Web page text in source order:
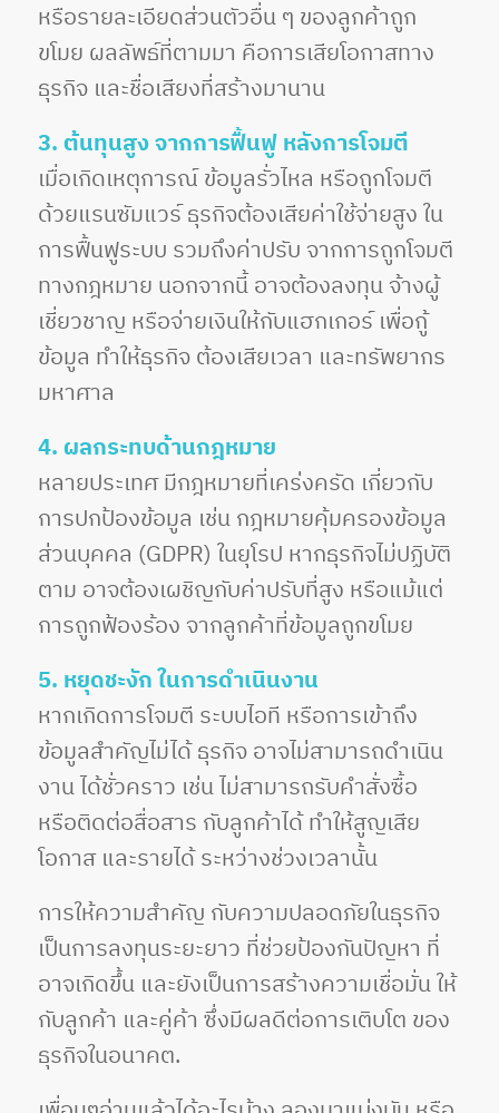
หรือรายละเอียดส่วนตัวอื่น ๆ ของลูกค้าถูก
ขโมย ผลลัพธ์ที่ตามมา คือการเสียโอกาสทาง
ธุรกิจ และชื่อเสียงที่สร้างมานาน
3. ต้นทุนสูง จากการฟื้นฟู หลังการโจมตี
เมื่อเกิดเหตุการณ์ ข้อมูลรั่วไหล หรือถูกโจมตี
ด้วยแรนซัมแวร์ ธุรกิจต้องเสียค่าใช้จ่ายสูง ใน
การฟื้นฟูระบบ รวมถึงค่าปรับ จากการถูกโจมตี
ทางกฎหมาย นอกจากนี้ อาจต้องลงทุน จ้างผู้
เชี่ยวชาญ หรือจ่ายเงินให้กับแฮกเกอร์ เพื่อกู้
ข้อมูล ทำให้ธุรกิจ ต้องเสียเวลา และทรัพยากร
มหาศาล
4. ผลกระทบด้านกฎหมาย
หลายประเทศ มีกฎหมายที่เคร่งครัด เกี่ยวกับ
การปกป้องข้อมูล เช่น กฎหมายคุ้มครองข้อมูล
ส่วนบุคคล (GDPR) ในยุโรป หากธุรกิจไม่ปฏิบัติ
ตาม อาจต้องเผชิญกับค่าปรับที่สูง หรือแม้แต่
การถูกฟ้องร้อง จากลูกค้าที่ข้อมูลถูกขโมย
5. หยุดชะงัก ในการดำเนินงาน
หากเกิดการโจมตี ระบบไอที หรือการเข้าถึง
ข้อมูลสำคัญไม่ได้ ธุรกิจ อาจไม่สามารถดำเนิน
งาน ได้ชั่วคราว เช่น ไม่สามารถรับคำสั่งซื้อ
หรือติดต่อสื่อสาร กับลูกค้าได้ ทำให้สูญเสีย
โอกาส และรายได้ ระหว่างช่วงเวลานั้น
การให้ความสำคัญ กับความปลอดภัยในธุรกิจ
เป็นการลงทุนระยะยาว ที่ช่วยป้องกันปัญหา ที่
อาจเกิดขึ้น และยังเป็นการสร้างความเชื่อมั่น ให้
กับลูกค้า และคู่ค้า ซึ่งมีผลดีต่อการเติบโต ของ
ธุรกิจในอนาคต.